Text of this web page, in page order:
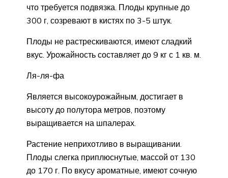
что требуется подвязка. Плоды крупные до
300 г, созревают в кистях по 3-5 штук.
Плоды не растрескиваются, имеют сладкий
вкус. Урожайность составляет до 9 кг с 1 кв. м.
Ля-ля-фа
Является высокоурожайным, достигает в
высоту до полутора метров, поэтому
выращивается на шпалерах.
Растение неприхотливо в выращивании.
Плоды слегка приплюснутые, массой от 130
до 170 г. По вкусу ароматные, имеют сочную